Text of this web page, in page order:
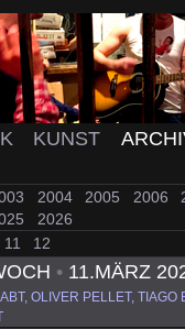
KUNST
2004 2005 2006
2026
11 12
•11.MÄRZ
OLIVER PELLET,